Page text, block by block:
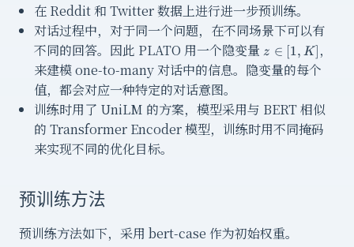
在 Reddit 和 Twitter 数据上进行进一步预训练。
对话过程中，对于同一个问题，在不同场景下可以有
不同的回答。因此 PLATO 用一个隐变量z\in[1,K]
z ∈ [1, K] ，
来建模 one-to-many 对话中的信息。隐变量的每个
值，都会对应一种特定的对话意图。
训练时用了 UniLM 的方案，模型采用与 BERT 相似
的 Transformer Encoder 模型，训练时用不同掩码
来实现不同的优化目标。
预训练方法
预训练方法如下，采用 bert-case 作为初始权重。